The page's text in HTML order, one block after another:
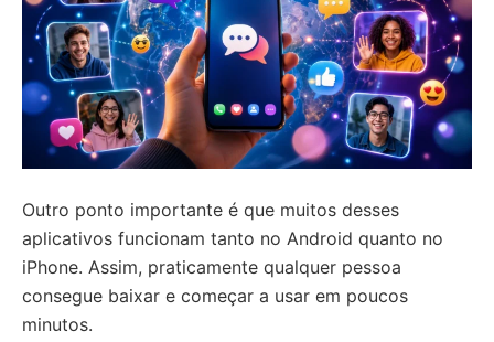
Outro ponto importante é que muitos desses
aplicativos funcionam tanto no Android quanto no
iPhone. Assim, praticamente qualquer pessoa
consegue baixar e começar a usar em poucos
minutos.